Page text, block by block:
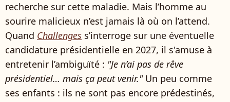
recherche sur cette maladie. Mais l’homme au
sourire malicieux n’est jamais là où on l’attend.
Quand Challenges s’interroge sur une éventuelle
candidature présidentielle en 2027, il s'amuse à
entretenir l’ambiguïté : "Je n’ai pas de rêve
présidentiel… mais ça peut venir."Un peu comme
ses enfants : ils ne sont pas encore prédestinés,